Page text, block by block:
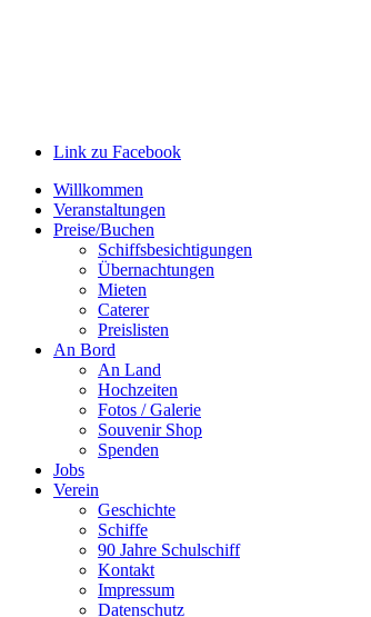
Link zu Facebook
Willkommen
Veranstaltungen
Preise/Buchen
Schiffsbesichtigungen
Übernachtungen
Mieten
Caterer
Preislisten
An Bord
An Land
Hochzeiten
Fotos / Galerie
Souvenir Shop
Spenden
Jobs
Verein
Geschichte
Schiffe
90 Jahre Schulschiff
Kontakt
Impressum
Datenschutz